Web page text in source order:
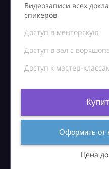
Видеозаписи всех
спикеров
Доступ в менторскую
Доступ в зал с
Доступ к мастер-
Оформить от
Цена